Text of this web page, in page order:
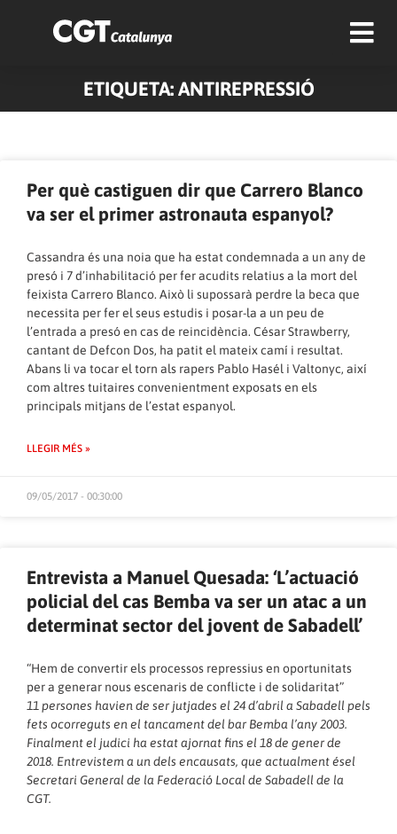
ETIQUETA: ANTIREPRESSIÓ
Per què castiguen dir que Carrero Blanco
va ser el primer astronauta espanyol?
Cassandra és una noia que ha estat condemnada a un any de
presó i 7 d’inhabilitació per fer acudits relatius a la mort del
feixista Carrero Blanco. Això li supossarà perdre la beca que
necessita per fer el seus estudis i posar-la a un peu de
l’entrada a presó en cas de reincidència. César Strawberry,
cantant de Defcon Dos, ha patit el mateix camí i resultat.
Abans li va tocar el torn als rapers Pablo Hasél i Valtonyc, així
com altres tuitaires convenientment exposats en els
principals mitjans de l’estat espanyol.
LLEGIR MÉS »
09/05/2017 - 00:30:00
Entrevista a Manuel Quesada: ‘L’actuació
policial del cas Bemba va ser un atac a un
determinat sector del jovent de Sabadell’
“Hem de convertir els processos repressius en oportunitats
per a generar nous escenaris de conflicte i de solidaritat”
11 persones havien de ser jutjades el 24 d’abril a Sabadell pels
fets ocorreguts en el tancament del bar Bemba l’any 2003.
Finalment el judici ha estat ajornat fins el 18 de gener de
2018. Entrevistem a un dels encausats, que actualment ésel
Secretari General de la Federació Local de Sabadell de la
CGT.